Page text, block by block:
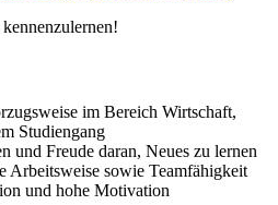
im Bereich Wirtschaft,
Studiengang
und Freude daran, Neues zu lernen
Arbeitsweise sowie Teamfähigkeit
und hohe Motivation